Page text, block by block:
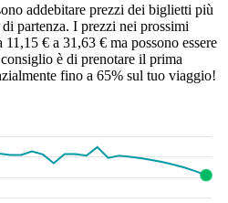
addebitare prezzi dei biglietti più
partenza. I prezzi nei prossimi
€ a 31,63 € ma possono essere
è di prenotare il prima
fino a 65% sul tuo viaggio!